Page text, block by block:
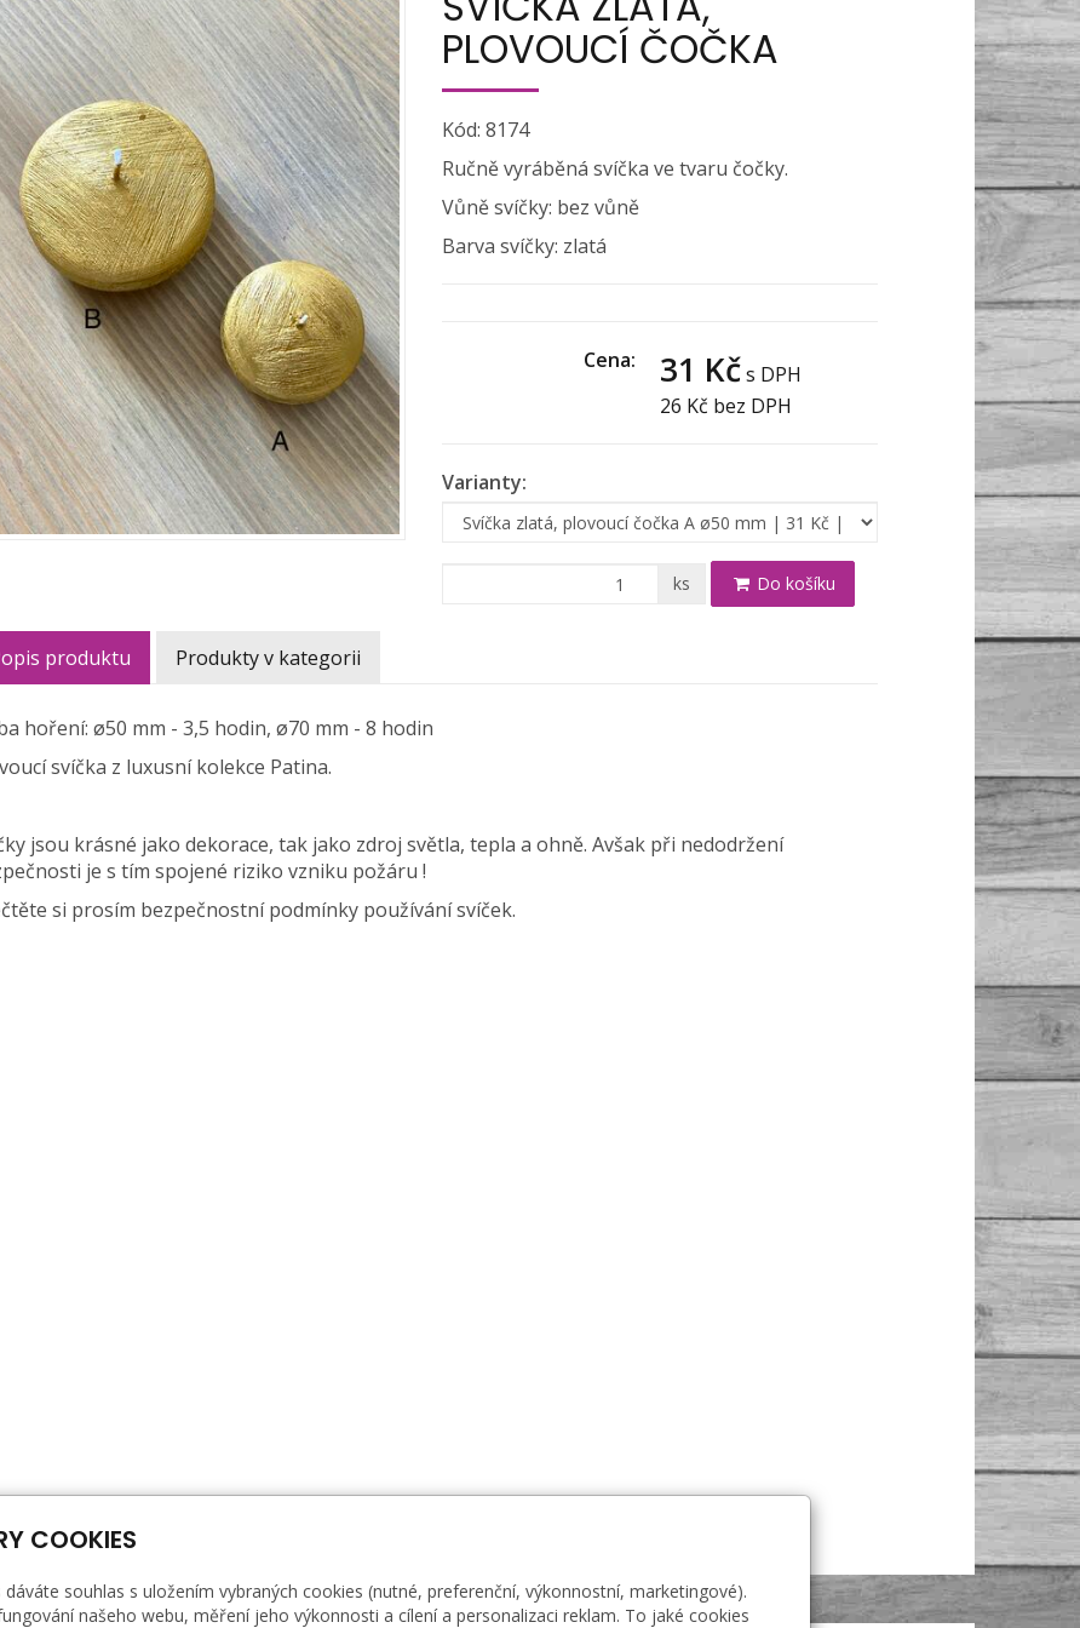
PLOVOUCÍ ČOČKA
Kód: 8174
Ručně vyráběná svíčka ve tvaru čočky.
Vůně svíčky: bez vůně
Barva svíčky: zlatá
Cena: 31 Kčs DPH
26 Kč bez DPH
Varianty:
ks Do košíku
produktu Produkty v kategorii
hoření: ø50 mm - 3,5 hodin, ø70 mm - 8 hodin
svíčka z luxusní kolekce Patina.
jsou krásné jako dekorace, tak jako zdroj světla, tepla a ohně. Avšak při nedodržení
je s tím spojené riziko vzniku požáru !
si prosím bezpečnostní podmínky používání svíček.
COOKIES
souhlas s uložením vybraných cookies (nutné, preferenční, výkonnostní, marketingové).
našeho webu, měření jeho výkonnosti a cílení a personalizaci reklam. To jaké cookies